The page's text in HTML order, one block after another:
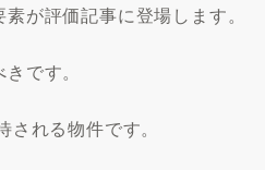
が評価記事に登場します。
です。
れる物件です。